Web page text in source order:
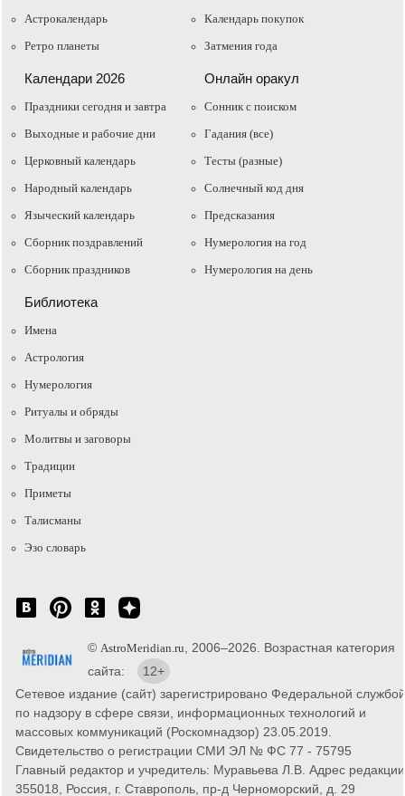
Астрокалендарь
Ретро планеты
Календарь покупок
Затмения года
Календари 2026
Праздники сегодня и завтра
Выходные и рабочие дни
Церковный календарь
Народный календарь
Языческий календарь
Сборник поздравлений
Сборник праздников
Онлайн оракул
Cонник с поиском
Гадания (все)
Тесты (разные)
Солнечный код дня
Предсказания
Нумерология на год
Нумерология на день
Библиотека
Имена
Астрология
Нумерология
Ритуалы и обряды
Молитвы и заговоры
Традиции
Приметы
Талисманы
Эзо словарь
© AstroMeridian.ru, 2006–2026. Возрастная категория
сайта:
12+
Сетевое издание (сайт) зарегистрировано Федеральной службой
по надзору в сфере связи, информационных технологий и
массовых коммуникаций (Роскомнадзор) 23.05.2019.
Свидетельство о регистрации СМИ ЭЛ № ФС 77 - 75795
Главный редактор и учредитель: Муравьева Л.В. Адрес
355018, Россия, г. Ставрополь, пр-д Черноморский, д. 29